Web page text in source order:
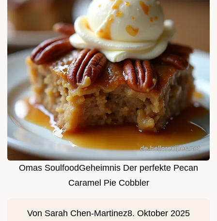
Omas SoulfoodGeheimnis Der perfekte Pecan
Caramel Pie Cobbler
Von Sarah Chen-Martinez8. Oktober 2025